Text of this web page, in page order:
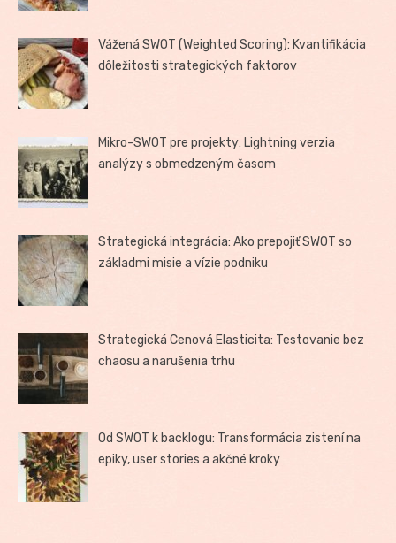
Vážená SWOT (Weighted Scoring): Kvantifikácia
dôležitosti strategických faktorov
Mikro-SWOT pre projekty: Lightning verzia
analýzy s obmedzeným časom
Strategická integrácia: Ako prepojiť SWOT so
základmi misie a vízie podniku
Strategická Cenová Elasticita: Testovanie bez
chaosu a narušenia trhu
Od SWOT k backlogu: Transformácia zistení na
epiky, user stories a akčné kroky